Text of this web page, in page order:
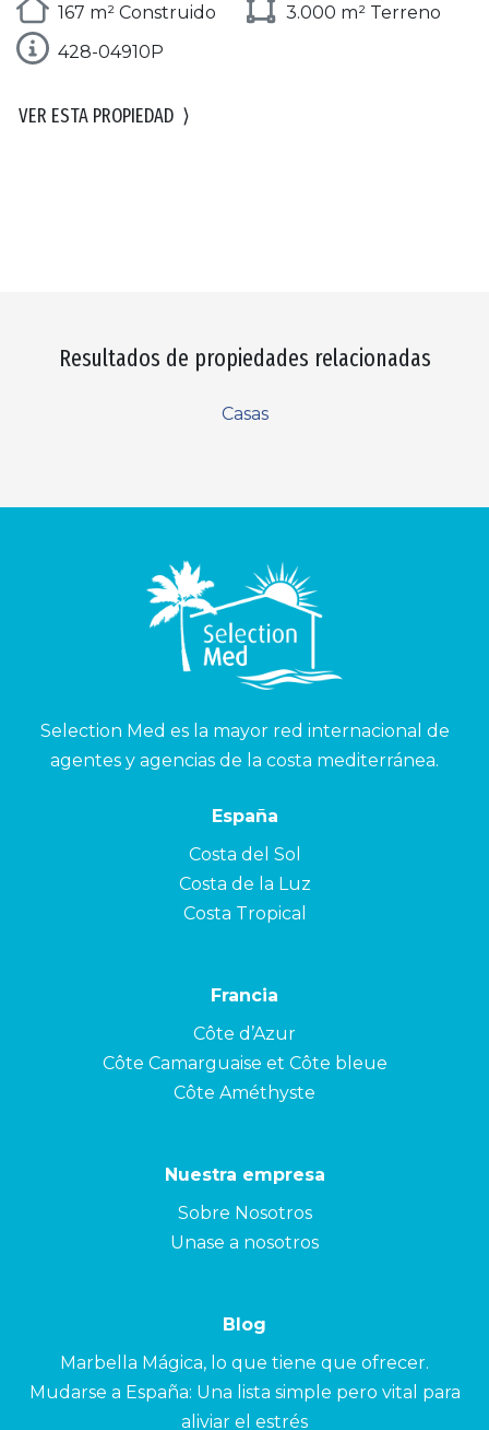
167 m² Construido
3.000 m² Terreno
428-04910P
VER ESTA PROPIEDAD ⟩
Resultados de propiedades relacionadas
Casas
Selection Med es la mayor red internacional de
agentes y agencias de la costa mediterránea.
España
Costa del Sol
Costa de la Luz
Costa Tropical
Francia
Côte d’Azur
Côte Camarguaise et Côte bleue
Côte Améthyste
Nuestra empresa
Sobre Nosotros
Unase a nosotros
Blog
Marbella Mágica, lo que tiene que ofrecer.
Mudarse a España: Una lista simple pero vital para
aliviar el estrés